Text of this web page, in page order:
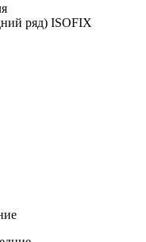
ряд) ISOFIX